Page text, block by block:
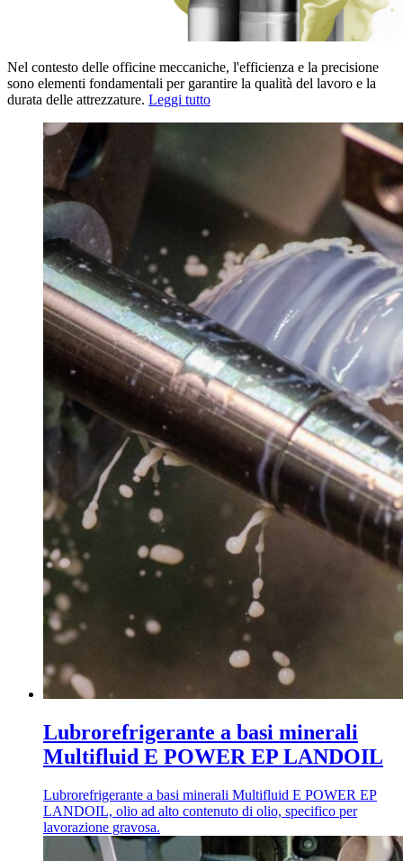
Nel contesto delle officine meccaniche, l'efficienza e la precisione
sono elementi fondamentali per garantire la qualità del lavoro e la
durata delle attrezzature. Leggi tutto
Lubrorefrigerante a basi minerali
Multifluid E POWER EP LANDOIL
Lubrorefrigerante a basi minerali Multifluid E POWER EP
LANDOIL, olio ad alto contenuto di olio, specifico per
lavorazione gravosa.